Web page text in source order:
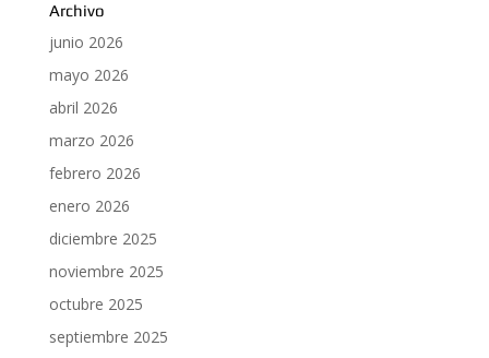
Archivo
junio 2026
mayo 2026
abril 2026
marzo 2026
febrero 2026
enero 2026
diciembre 2025
noviembre 2025
octubre 2025
septiembre 2025